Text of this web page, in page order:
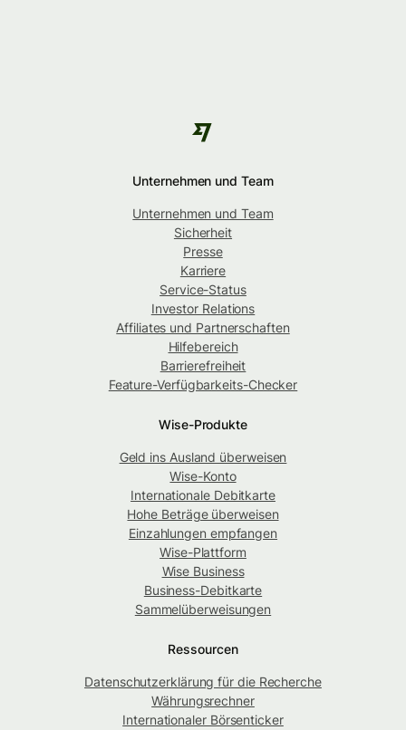
Unternehmen und Team
Unternehmen und Team
Sicherheit
Presse
Karriere
Service-Status
Investor Relations
Affiliates und Partnerschaften
Hilfebereich
Barrierefreiheit
Feature-Verfügbarkeits-Checker
Wise-Produkte
Geld ins Ausland überweisen
Wise-Konto
Internationale Debitkarte
Hohe Beträge überweisen
Einzahlungen empfangen
Wise-Plattform
Wise Business
Business-Debitkarte
Sammelüberweisungen
Ressourcen
Datenschutzerklärung für die Recherche
Währungsrechner
Internationaler Börsenticker